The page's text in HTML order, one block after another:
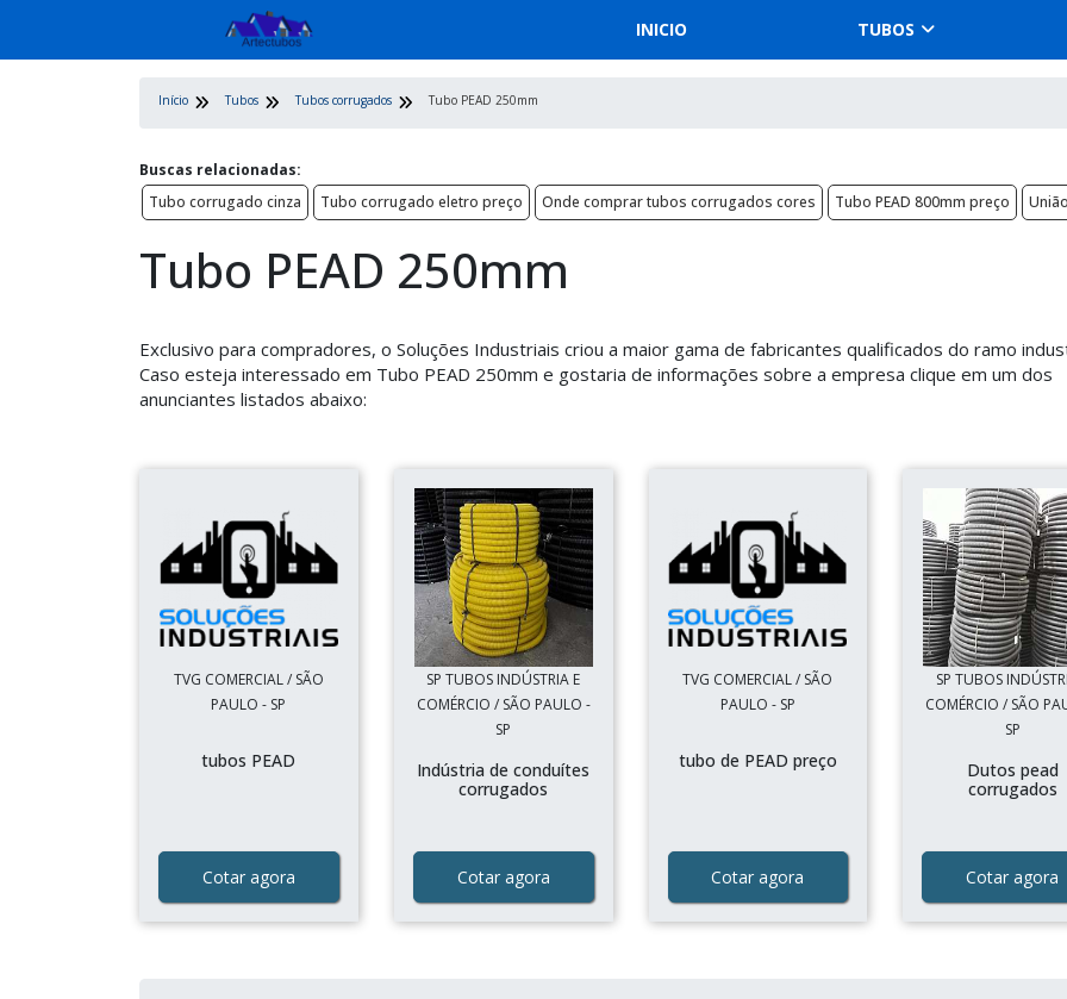
INICIO TUBOS
Início Tubos Tubos corrugados Tubo PEAD 250mm
Buscas relacionadas:
Tubo corrugado cinza
Tubo corrugado eletro preço Onde comprar tubos corrugados cores Tubo PEAD 800mm preço
Tubo PEAD 250mm
Exclusivo para compradores, o Soluções Industriais criou a maior gama de fabricantes qualificados do ramo
Caso esteja interessado em Tubo PEAD 250mm e gostaria de informações sobre a empresa clique em um dos
anunciantes listados abaixo:
TVG COMERCIAL / SÃO
PAULO - SP
tubos PEAD
Cotar agora
SP TUBOS INDÚSTRIA E
COMÉRCIO / SÃO PAULO -
SP
Indústria de conduítes
corrugados
Cotar agora
TVG COMERCIAL / SÃO
PAULO - SP
tubo de PEAD preço
Cotar agora
SP TUBOS
COMÉRCIO / SÃO
SP
Dutos pead
corrugados
Cotar agora